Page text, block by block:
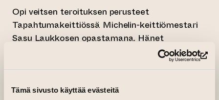
Tämä sivusto käyttää evästeitä
Opi veitsen teroituksen perusteet
Tapahtumakeittiössä Michelin-keittiömestari
Sasu Laukkosen opastamana. Hänet
tunnetaan muun muassa Helsingin Michelin-
tähdillä palkituista ravintoloista Chef &
vuosina myös veitsien parissa, luoden uutta